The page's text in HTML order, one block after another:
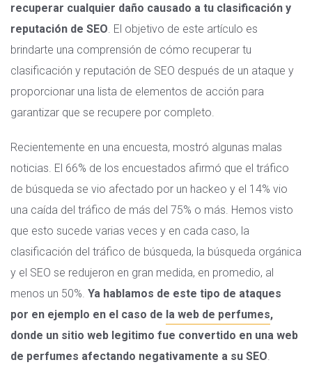
recuperar cualquier daño causado a tu clasificación y
reputación de SEO . El objetivo de este artículo es
brindarte una comprensión de cómo recuperar tu
clasificación y reputación de SEO después de un ataque y
proporcionar una lista de elementos de acción para
garantizar que se recupere por completo.
Recientemente en una encuesta, mostró algunas malas
noticias. El 66% de los encuestados afirmó que el tráfico
de búsqueda se vio afectado por un hackeo y el 14% vio
una caída del tráfico de más del 75% o más. Hemos visto
que esto sucede varias veces y en cada caso, la
clasificación del tráfico de búsqueda, la búsqueda orgánica
y el SEO se redujeron en gran medida, en promedio, al
menos un 50%. Ya hablamos de este tipo de ataques
por en ejemplo en el caso de la web de perfumes,
donde un sitio web legitimo fue convertido en una web
de perfumes afectando negativamente a su SEO